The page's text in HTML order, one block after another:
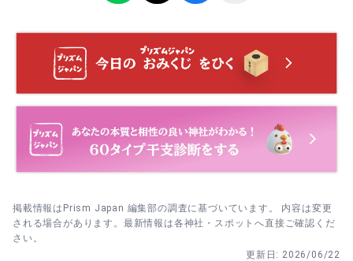
掲載情報はPrism Japan 編集部の調査に基づいています。 内容は変更
される場合があります。最新情報は各神社・スポットへ直接ご確認くだ
さい。
更新日: 2026/06/22